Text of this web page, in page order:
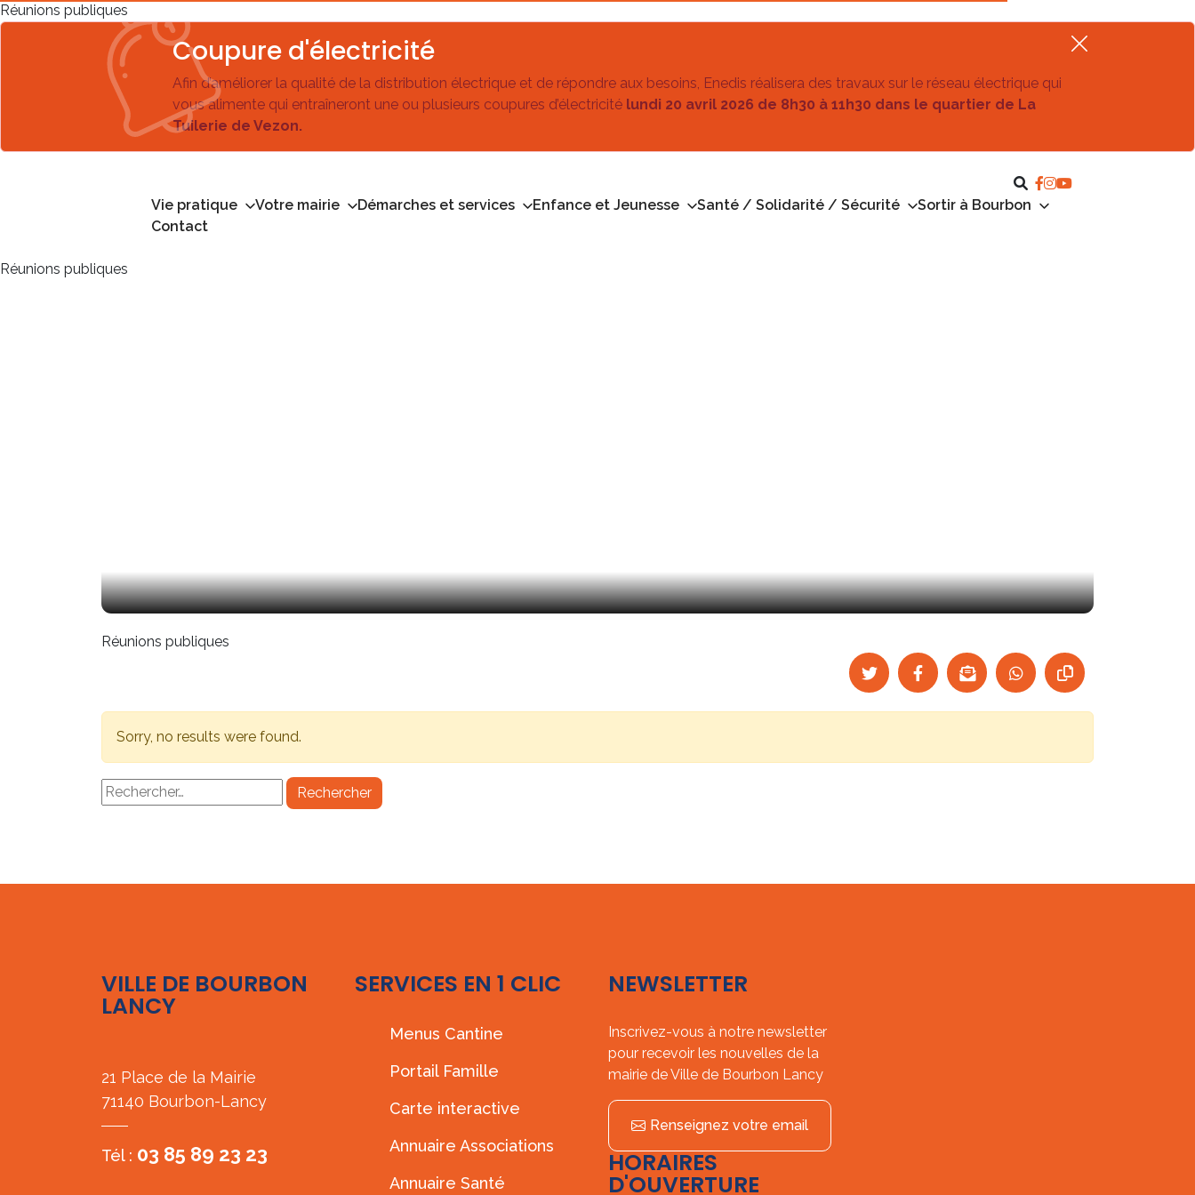
Réunions publiques
Coupure d'électricité
Afin d’améliorer la qualité de la distribution électrique et de répondre aux besoins, Enedis réalisera des travaux sur le réseau électrique qui
vous alimente qui entraîneront une ou plusieurs coupures d’électricité lundi 20 avril 2026 de 8h30 à 11h30 dans le quartier de La
Tuilerie de Vezon.
Vie pratique Votre mairie Démarches et services Enfance et Jeunesse Santé / Solidarité / Sécurité
Sortir à Bourbon
Contact
Réunions publiques
Réunions publiques
Sorry, no results were found.
Rechercher :
VILLE DE BOURBON
LANCY
21 Place de la Mairie
71140 Bourbon-Lancy
Tél : 03 85 89 23 23
SERVICES EN 1 CLIC
Menus Cantine
Portail Famille
Carte interactive
Annuaire Associations
Annuaire Santé
NEWSLETTER
Inscrivez-vous à notre newsletter
pour recevoir les nouvelles de la
mairie de Ville de Bourbon Lancy
Renseignez votre email
HORAIRES
D'OUVERTURE